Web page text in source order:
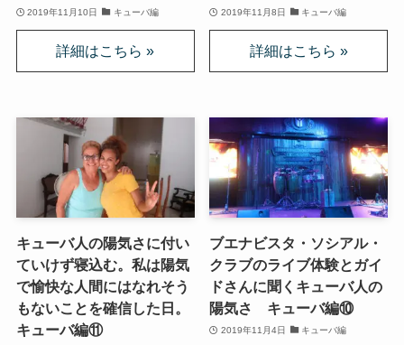
イギリス・ドイツ文学と歴史・文化
名作の宝庫・シェイクスピア
蜷川幸雄と現代演劇
イギリスの文豪ディケンズ
ドイツの大詩人ゲーテを味わう
哲学者ショーペンハウアーに学ぶ
カフカの街プラハとチェコ文学
2019年11月10日 キューバ編 2019年11月8日 キューバ編
キューバ人の陽気さに付い
ていけず寝込む。私は陽気
で愉快な人間にはなれそう
もないことを確信した日。
キューバ編⑪
ブエナビスタ・ソシアル・
クラブのライブ体験とガイ
ドさんに聞くキューバ人の
陽気さ キューバ編⑩
2019年11月4日 キューバ編